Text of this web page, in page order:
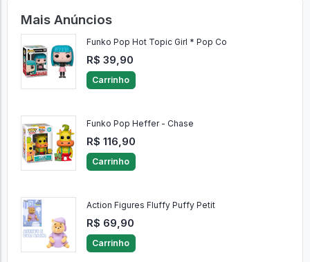
Mais Anúncios
Funko Pop Hot Topic Girl * Pop Co
R$ 39,90
Carrinho
Funko Pop Heffer - Chase
R$ 116,90
Carrinho
Action Figures Fluffy Puffy Petit
R$ 69,90
Carrinho